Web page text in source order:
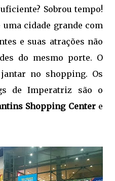
Sobrou tempo!
cidade grande com
e suas atrações não
do mesmo porte. O
no shopping. Os
de Imperatriz são o
Shopping Centere